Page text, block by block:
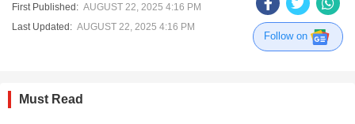
First Published: AUGUST 22, 2025 4:16 PM
Last Updated: AUGUST 22, 2025 4:16 PM
Follow on
Must Read